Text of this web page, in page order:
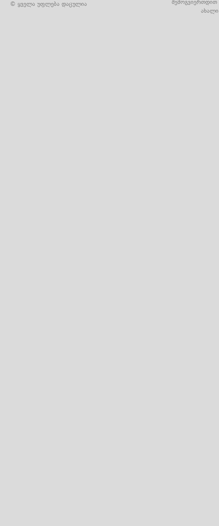
© ყველა უფლება დაცულია
შემოგვიერთდით
ახალი